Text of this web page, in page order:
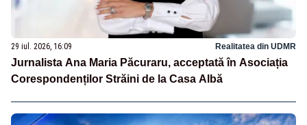
29 iul. 2026, 16:09 Realitatea din UDMR
Jurnalista Ana Maria Păcuraru, acceptată în Asociația
Corespondenților Străini de la Casa Albă